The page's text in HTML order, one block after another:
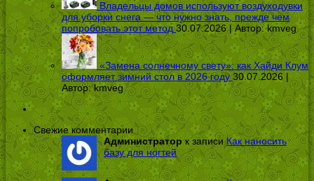
Владельцы домов используют воздуходувки
для уборки снега — что нужно знать, прежде чем
попробовать этот метод 30.07.2026 | Автор:kmveg
«Замена солнечному свету»: как Хайди Клум
оформляет зимний стол в 2026 году 30.07.2026 |
Автор:kmveg
Свежие комментарии
Администраторк записиКак наносить
базу для ногтей